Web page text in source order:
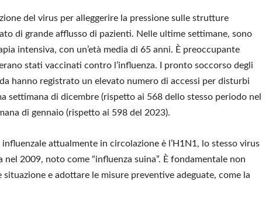
del virus per alleggerire la pressione sulle strutture
di grande afflusso di pazienti. Nelle ultime settimane, sono
intensiva, con un’età media di 65 anni. È preoccupante
stati vaccinati contro l’influenza. I pronto soccorso degli
hanno registrato un elevato numero di accessi per disturbi
settimana di dicembre (rispetto ai 568 dello stesso periodo nel
di gennaio (rispetto ai 598 del 2023).
attualmente in circolazione è l’H1N1, lo stesso virus
nel 2009, noto come “influenza suina”. È fondamentale non
e adottare le misure preventive adeguate, come la